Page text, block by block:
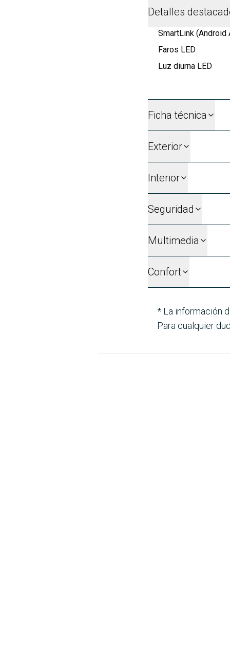
Detalles
SmartLink (Android
Faros LED
Luz diurna LED
Ficha técnica
Exterior
Interior
Seguridad
Multimedia
Confort
* La información
Para cualquier